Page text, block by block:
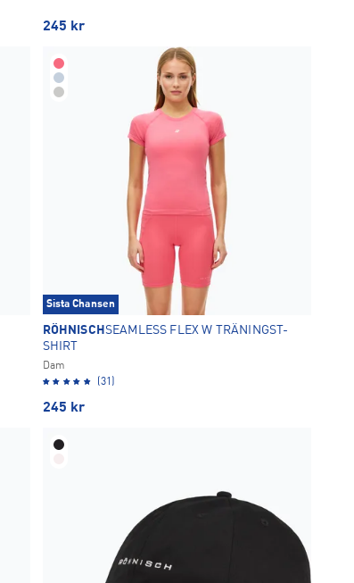
245 kr
Sista Chansen
RÖHNISCH SEAMLESS FLEX W TRÄNINGST-
SHIRT
Dam
(31)
245 kr